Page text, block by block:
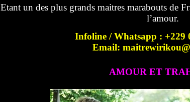
Etant un des plus grands maitres marabouts de
l’amour.
Infoline / Whatsapp : +229
Email:
AMOUR ET